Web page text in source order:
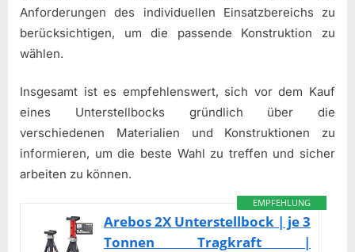
Anforderungen des individuellen Einsatzbereichs zu
berücksichtigen, um die passende Konstruktion zu
wählen.
Insgesamt ist es empfehlenswert, sich vor dem Kauf
eines Unterstellbocks gründlich über die
verschiedenen Materialien und Konstruktionen zu
informieren, um die beste Wahl zu treffen und sicher
arbeiten zu können.
EMPFEHLUNG
Arebos 2X Unterstellbock | je 3
Tonnen Tragkraft |